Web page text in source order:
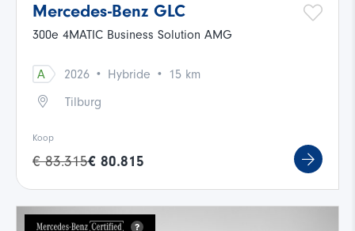
Mercedes-Benz GLC
300e 4MATIC Business Solution AMG
A 2026 · Hybride ·
15 km
Tilburg
Koop
€ 83.315€ 80.815